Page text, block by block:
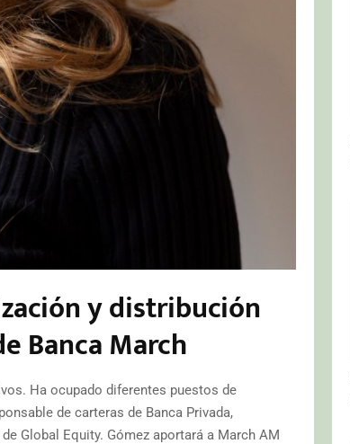
y distribución
Banca March
Ha ocupado diferentes puestos de
de carteras de Banca Privada,
Global Equity. Gómez aportará a March AM